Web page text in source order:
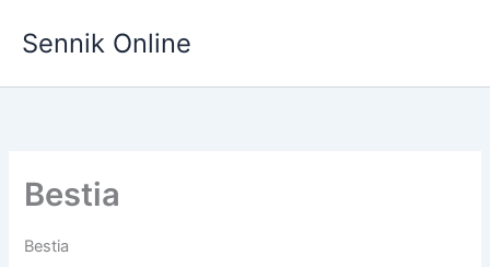
Sennik Online
Bestia
Bestia